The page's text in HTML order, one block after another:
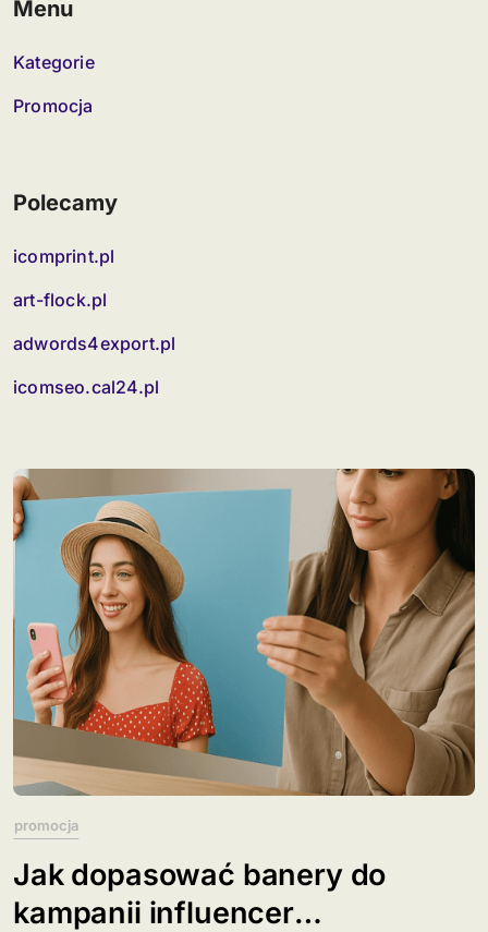
Menu
Kategorie
Promocja
Polecamy
icomprint.pl
art-flock.pl
adwords4export.pl
icomseo.cal24.pl
promocja
Jak dopasować banery do
kampanii influencer